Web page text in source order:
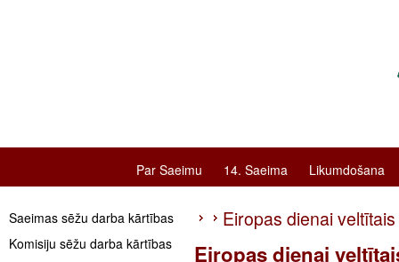
Par Saeimu 14. Saeima Likumdošana
Saeimas sēžu darba kārtības
Komisiju sēžu darba kārtības
Eiropas dienai
Eiropas dienai